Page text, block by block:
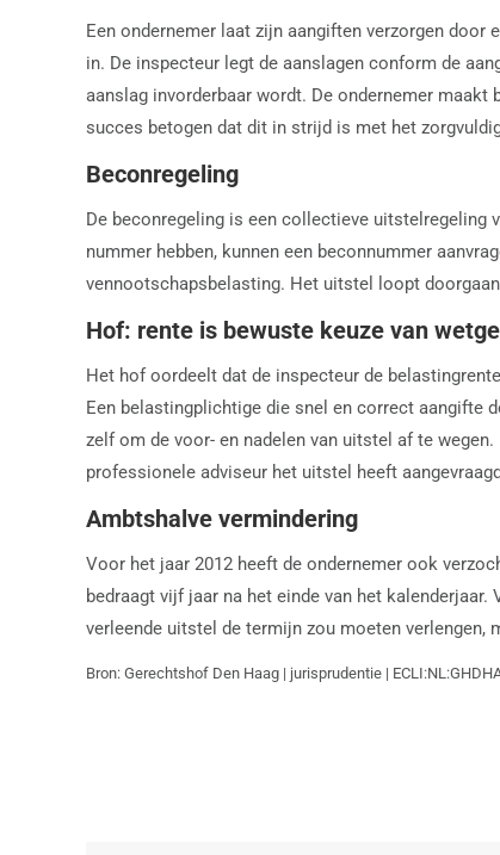
Een ondernemer laat zijn aangiften verzorgen door
in. De inspecteur legt de aanslagen conform de
aanslag invorderbaar wordt. De ondernemer
succes betogen dat dit in strijd is met het
Beconregeling
De beconregeling is een collectieve uitstelregeling
nummer hebben, kunnen een beconnummer
vennootschapsbelasting. Het uitstel loopt
Hof: rente is bewuste keuze van
Het hof oordeelt dat de inspecteur de
Een belastingplichtige die snel en correct aangifte
zelf om de voor- en nadelen van uitstel af te
professionele adviseur het uitstel heeft
Ambtshalve vermindering
Voor het jaar 2012 heeft de ondernemer ook
bedraagt vijf jaar na het einde van het
verleende uitstel de termijn zou moeten verlengen,
Bron: Gerechtshof Den Haag | jurisprudentie |